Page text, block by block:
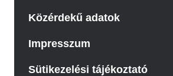
Közérdekű adatok
Impresszum
Sütikezelési tájékoztató